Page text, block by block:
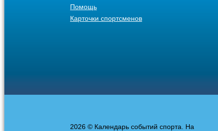
Помощь
Карточки спортсменов
2026 © Календарь событий спорта. На